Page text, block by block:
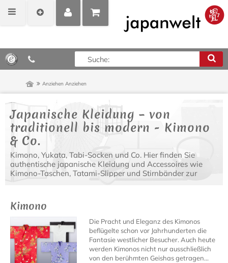
MEIN
POSITIONEN
ANZEIGEN
0,00 €*
AnziehenAnziehen
Japanische Kleidung – von
traditionell bis modern - Kimono
& Co.
Kimono, Yukata, Tabi-Socken und Co. Hier finden Sie
authentische japanische Kleidung und Accessoires wie
Kimono-Taschen, Tatami-Slipper und Stirnbänder zur
Kimono
Die Pracht und Eleganz des Kimonos
beflügelte schon vor Jahrhunderten die
Fantasie westlicher Besucher. Auch heute
werden Kimonos nicht nur ausschließlich
von den berühmten Geishas getragen...